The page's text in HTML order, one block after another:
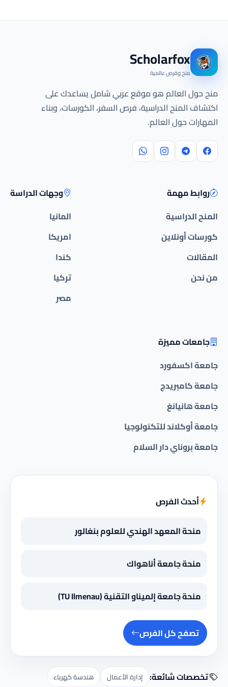
Scholarfox
منح وفرص عالمية
منح حول العالم هو موقع عربي شامل يساعدك على
اكتشاف المنح الدراسية، فرص السفر، الكورسات، وبناء
المهارات حول العالم.
روابط مهمة
المنح الدراسية
كورسات أونلاين
المقالات
من نحن
وجهات الدراسة
المانيا
امريكا
كندا
تركيا
مصر
جامعات مميزة
جامعة اكسفورد
جامعة كامبريدج
جامعة هانيانغ
جامعة أوكلاند للتكنولوجيا
جامعة بروناي دار السلام
أحدث الفرص
منحة المعهد الهندي للعلوم بنغالور
منحة جامعة أناهواك
منحة جامعة إلميناو التقنية (TU Ilmenau)
تصفح كل الفرص
تخصصات شائعة: إدارة الأعمال هندسة كهرباء